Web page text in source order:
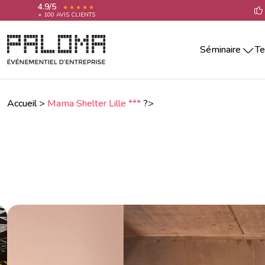
4.9/5
+ 100 AVIS CLIENTS
Séminaire
Séminaire Annecy
Séminaire Nice
Séminaire Paris
Séminaire Reims
Team
Team
Accueil> Mama Shelter Lille ***?>